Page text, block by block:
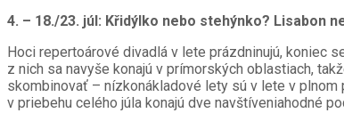
4. – 18./23. júl: Křidýlko nebo stehýnko? Lisabon
Hoci repertoárové divadlá v lete prázdninujú, koniec
z nich sa navyše konajú v prímorských oblastiach,
skombinovať – nízkonákladové lety sú v lete v
v priebehu celého júla konajú dve navštíveniahodné